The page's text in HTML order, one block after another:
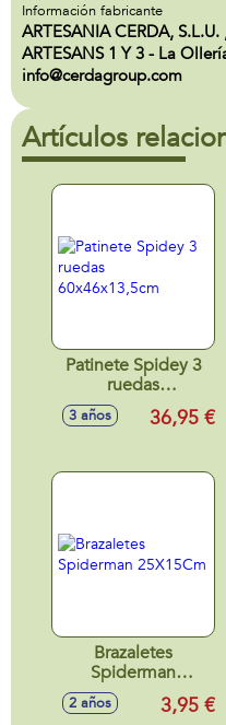
Información fabricante
ARTESANIA CERDA,
ARTESANS 1 Y 3 - La
info@cerdagroup.com
Artículos
Patinete Spidey 3
ruedas
60x46x13,5cm
3 años 36,95 €
Brazaletes
Spiderman
25X15Cm
2 años 3,95 €